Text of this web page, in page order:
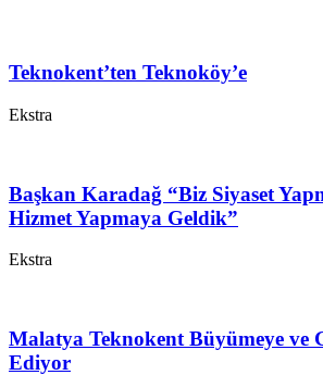
Teknokent’ten Teknoköy’e
Ekstra
Başkan Karadağ “Biz Siyaset
Hizmet Yapmaya Geldik”
Ekstra
Malatya Teknokent Büyümeye ve
Ediyor